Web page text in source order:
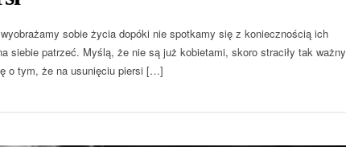
sobie życia dopóki nie spotkamy się z koniecznością ich
siebie patrzeć. Myślą, że nie są już kobietami, skoro straciły tak ważny
o tym, że na usunięciu piersi […]